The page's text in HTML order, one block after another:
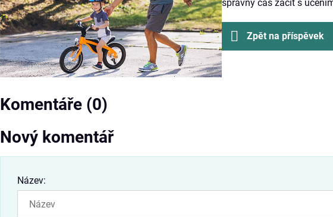
správný čas začít s
Zpět na příspěvek
Komentáře (0)
Nový komentář
Název: